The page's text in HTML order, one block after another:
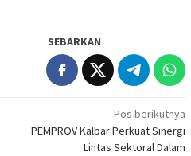
SEBARKAN
Pos berikutnya
PEMPROV Kalbar Perkuat Sinergi
Lintas Sektoral Dalam